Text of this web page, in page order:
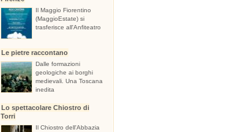
Il Maggio Fiorentino
(MaggioEstate) si
trasferisce all'Anfiteatro
Le pietre raccontano
Dalle formazioni
geologiche ai borghi
medievali. Una Toscana
inedita
Lo spettacolare Chiostro di
Torri
Il Chiostro dell'Abbazia